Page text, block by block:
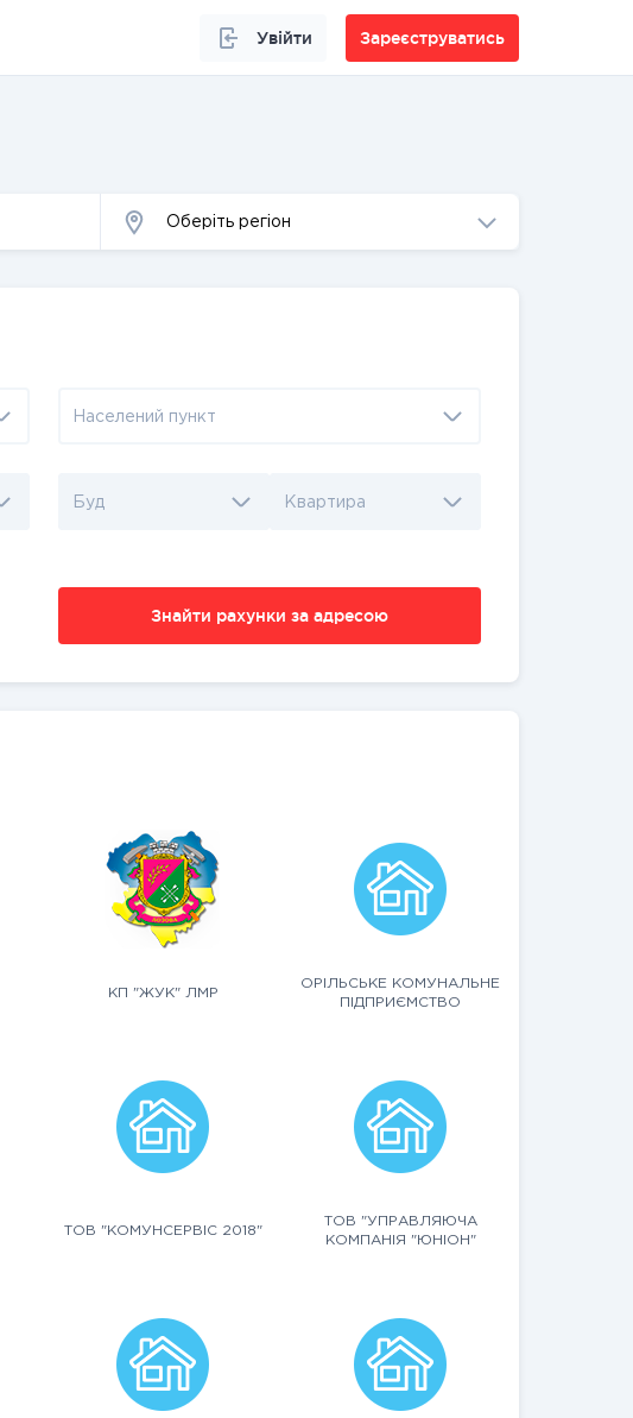
Увійти Зареєструватись
Оберіть регіон
Населений пункт
Буд Квартира
Знайти рахунки за адресою
КП "ЖУК" ЛМР
ОРІЛЬСЬКЕ КОМУНАЛЬНЕ
ПІДПРИЄМСТВО
ТОВ "КОМУНСЕРВІС 2018"
ТОВ "УПРАВЛЯЮЧА
КОМПАНІЯ "ЮНІОН"